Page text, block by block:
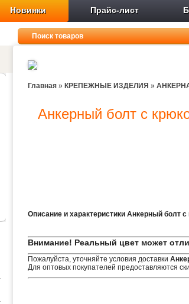
Новинки Прайс-лист
Главная » КРЕПЕЖНЫЕ ИЗДЕЛИЯ »
Анкерный болт с
Описание и характеристики Анкерный болт
Внимание! Реальный цвет может
Пожалуйста, уточняйте условия доставки
Для оптовых покупателей предоставляются